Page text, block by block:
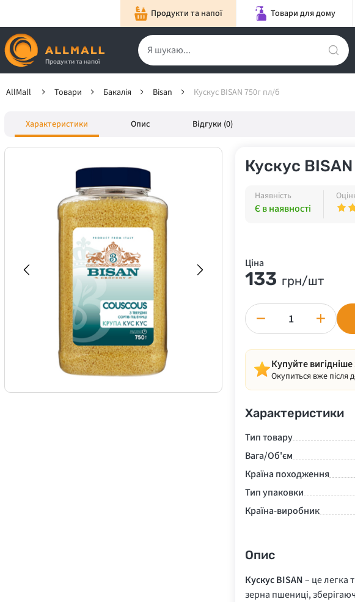
Продукти та напої Товари для дому
Продукти та напої
AllMall Товари Бакалія Bisan Кускус BISAN 750г пл/б
Характеристики Опис Відгуки (0)
Кускус
Наявність
Є в наявності
Ціна
133 грн/шт
− +
Купуйте
Окупиться вже після
Характеристики
Тип товару
Вага/Об'єм
Країна походження
Тип упаковки
Країна-виробник
Опис
КускусBISAN– це легка
зерна пшениці,